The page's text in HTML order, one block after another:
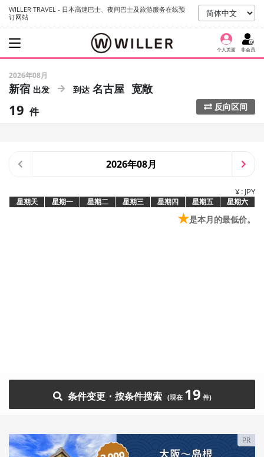
WILLER TRAVEL - 日本高速巴士、夜间巴士及旅游服务在线预
订网站
个人页面 非会员
2026年08月
新宿 名古屋 宽敞
19 件 反向区间
2026年08月
¥ : JPY
星期天 星期一 星期二 星期三 星期四 星期五 星期六
★是本月的最低价。
条件变更・按条件搜索 19
PR